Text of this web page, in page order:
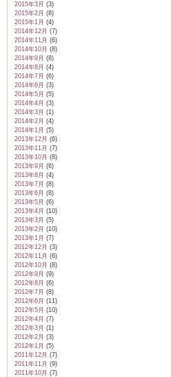
2015年3月 (3)
2015年2月 (8)
2015年1月 (4)
2014年12月 (7)
2014年11月 (6)
2014年10月 (8)
2014年9月 (8)
2014年8月 (4)
2014年7月 (6)
2014年6月 (3)
2014年5月 (5)
2014年4月 (3)
2014年3月 (1)
2014年2月 (4)
2014年1月 (5)
2013年12月 (6)
2013年11月 (7)
2013年10月 (8)
2013年9月 (6)
2013年8月 (4)
2013年7月 (8)
2013年6月 (8)
2013年5月 (6)
2013年4月 (10)
2013年3月 (5)
2013年2月 (10)
2013年1月 (7)
2012年12月 (3)
2012年11月 (6)
2012年10月 (8)
2012年9月 (9)
2012年8月 (6)
2012年7月 (8)
2012年6月 (11)
2012年5月 (10)
2012年4月 (7)
2012年3月 (1)
2012年2月 (3)
2012年1月 (5)
2011年12月 (7)
2011年11月 (9)
2011年10月 (7)